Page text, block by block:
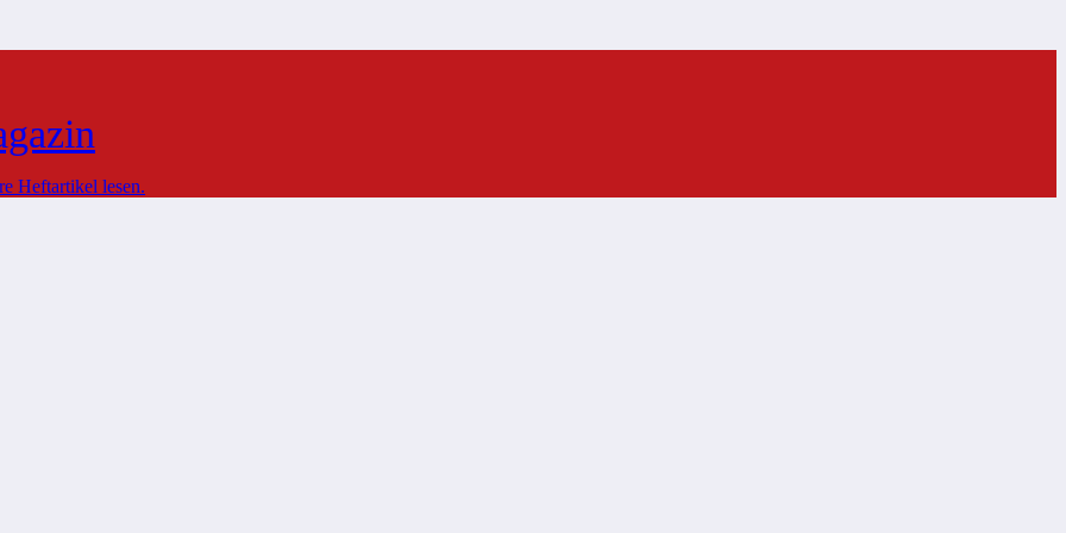
Heftartikel lesen.